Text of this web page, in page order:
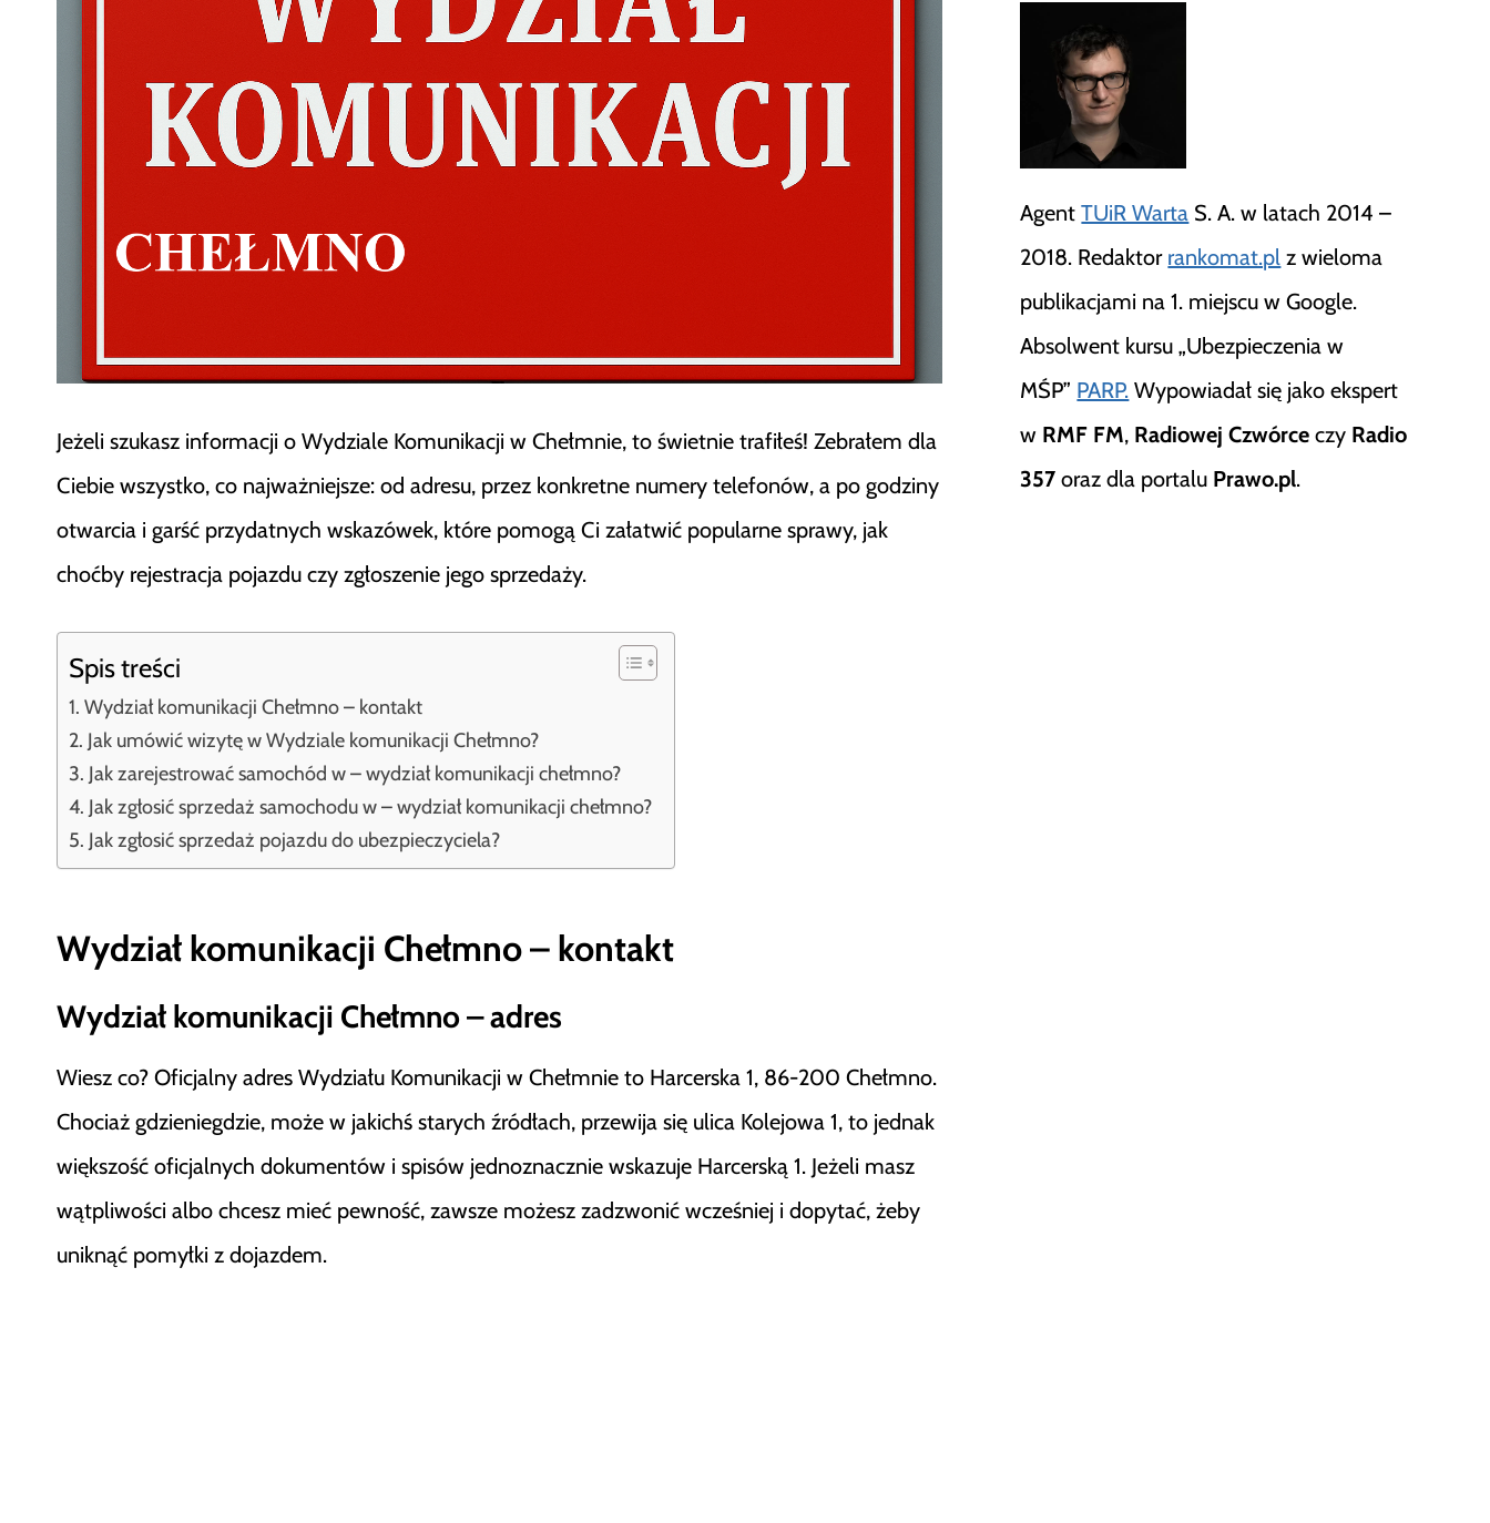
Jeżeli szukasz informacji o Wydziale Komunikacji w Chełmnie, to świetnie trafiłeś! Zebrałem dla
Ciebie wszystko, co najważniejsze: od adresu, przez konkretne numery telefonów, a po godziny
otwarcia i garść przydatnych wskazówek, które pomogą Ci załatwić popularne sprawy, jak
choćby rejestracja pojazdu czy zgłoszenie jego sprzedaży.
Spis treści
Wydział komunikacji Chełmno – kontakt
Jak umówić wizytę w Wydziale komunikacji Chełmno?
Jak zarejestrować samochód w – wydział komunikacji chełmno?
Jak zgłosić sprzedaż samochodu w – wydział komunikacji chełmno?
Jak zgłosić sprzedaż pojazdu do ubezpieczyciela?
Wydział komunikacji Chełmno – kontakt
Wydział komunikacji Chełmno – adres
Wiesz co? Oficjalny adres Wydziału Komunikacji w Chełmnie to Harcerska 1, 86-200 Chełmno.
Chociaż gdzieniegdzie, może w jakichś starych źródłach, przewija się ulica Kolejowa 1, to jednak
większość oficjalnych dokumentów i spisów jednoznacznie wskazuje Harcerską 1. Jeżeli masz
wątpliwości albo chcesz mieć pewność, zawsze możesz zadzwonić wcześniej i dopytać, żeby
uniknąć pomyłki z dojazdem.
AgentTUiR Warta S. A. w latach 2014 –
2018. Redaktor rankomat.pl z wieloma
publikacjami na 1. miejscu w Google.
Absolwent kursu „Ubezpieczenia w
MŚP” PARP. Wypowiadał się jako ekspert
w RMF FM, Radiowej Czwórce czy Radio
357 oraz dla portalu Prawo.pl.